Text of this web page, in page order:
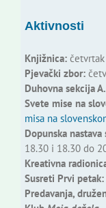
Aktivnosti
Knjižnica:četvrtak
Pjevački zbor:
Duhovna sekcija
Svete mise na
misa na
Dopunska
18.30 i 18.30 do
Kreativna
Susreti Prvi petak:
Predavanja,